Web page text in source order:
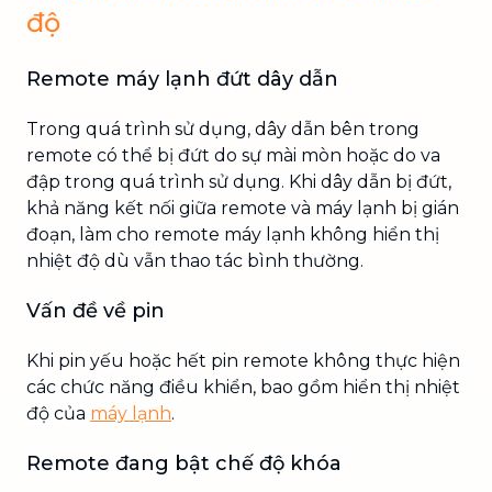
độ
Remote máy lạnh đứt dây dẫn
Trong quá trình sử dụng, dây dẫn bên trong
remote có thể bị đứt do sự mài mòn hoặc do va
đập trong quá trình sử dụng. Khi dây dẫn bị đứt,
khả năng kết nối giữa remote và máy lạnh bị gián
đoạn, làm cho remote máy lạnh không hiển thị
nhiệt độ dù vẫn thao tác bình thường.
Vấn đề về pin
Khi pin yếu hoặc hết pin remote không thực hiện
các chức năng điều khiển, bao gồm hiển thị nhiệt
độ của máy lạnh.
Remote đang bật chế độ khóa